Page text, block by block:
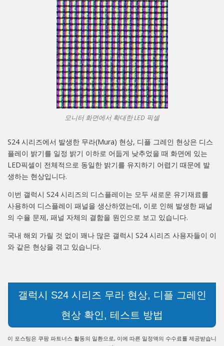
모니터 화면에서 확대한 LED 픽셀
S24 시리즈에서 발생한 무라(Mura) 현상, 디플 그레인 현상은 디스
플레이 밝기를 일정 밝기 이하로 어둡게 낮추었을 때 화면에 있는
LED픽셀이 전체적으로 동일한 밝기를 유지하기 어렵기 때문에 발
생하는 현상입니다.
이번 갤럭시 S24 시리즈의 디스플레이는 모두 새로운 유기재료를
사용하여 디스플레이 패널을 생산하였는데, 이로 인해 발생한 패널
의 수율 문제, 패널 자체의 결함을 원인으로 보고 있습니다.
국내 해외 가릴 것 없이 꽤나 많은 갤럭시 S24 시리즈 사용자들이 이
와 같은 현상을 겪고 있습니다.
갤럭시 S24 시리즈 무라 현상, 디플 그레인
현상 확인, 테스트 방법
이 포스팅은 쿠팡 파트너스 활동의 일환으로, 이에 따른 일정액의 수수료를 제공받습니